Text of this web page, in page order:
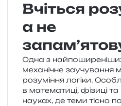
Вчіться
а не
Одна з
меха­ні­чне заучу­ва­н­ня
розу­мі­н­ня логі­ки.
в мате­ма­ти­ці, фізи­ці
нау­ках, де теми тісно